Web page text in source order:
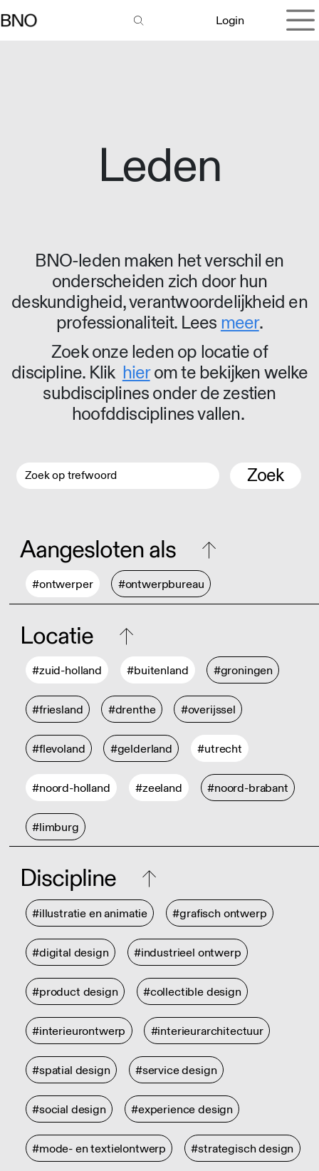
Login
Leden
BNO-leden maken het verschil en
onderscheiden zich door hun
deskundigheid, verantwoordelijkheid en
professionaliteit. Lees meer.
Zoek onze leden op locatie of
discipline. Klik hierom te bekijken welke
subdisciplines onder de zestien
hoofddisciplines vallen.
Zoek
Aangesloten als
#ontwerper #ontwerpbureau
Locatie
#zuid-holland #buitenland #groningen
#friesland #drenthe #overijssel
#flevoland #gelderland #utrecht
#noord-holland #zeeland #noord-brabant
#limburg
Discipline
#illustratie en animatie #grafisch ontwerp
#digital design #industrieel ontwerp
#product design #collectible design
#interieurontwerp #interieurarchitectuur
#spatial design #service design
#social design #experience design
#mode- en textielontwerp #strategisch design